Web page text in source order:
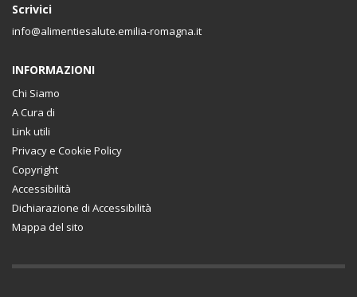
Scrivici
info@alimentiesalute.emilia-romagna.it
INFORMAZIONI
Chi Siamo
A Cura di
Link utili
Privacy e Cookie Policy
Copyright
Accessibilità
Dichiarazione di Accessibilità
Mappa del sito